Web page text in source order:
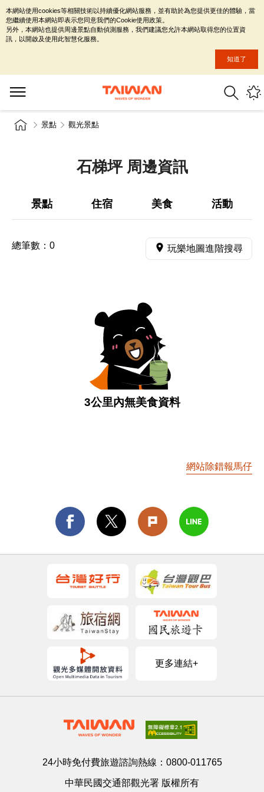
景點 觀光景點
石梯坪 周邊資訊
景點 住宿 美食 活動
總筆數： 0 玩樂地圖進階搜尋
3公里內無美食資料
網站除錯報馬仔
更多連結+
24小時免付費旅遊諮詢熱線： 0800-011765
中華民國交通部觀光署 版權所有
本網站使用cookies等相關技術以持續優化網站服務，並有助於為您提供更佳的體驗，當
您繼續使用本網站即表示您同意我們的Cookie使用政策。
另外，本網站也提供周邊景點自動偵測服務，我們建議您允許本網站取得您的位置資
訊，以開啟及使用此智慧化服務。
知道了